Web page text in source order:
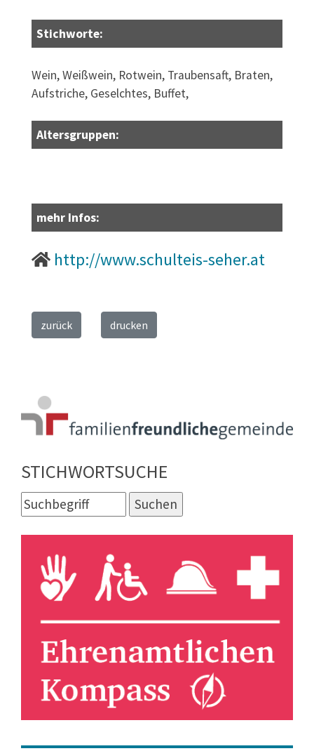
Stichworte:
Wein, Weißwein, Rotwein, Traubensaft, Braten,
Aufstriche, Geselchtes, Buffet,
Altersgruppen:
mehr Infos:
http://www.schulteis-seher.at
zurück drucken
STICHWORTSUCHE